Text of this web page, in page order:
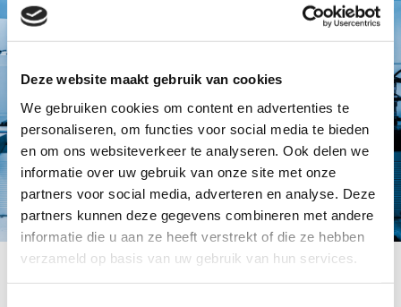
Deze website maakt gebruik van cookies
We gebruiken cookies om content en advertenties te
personaliseren, om functies voor social media te bieden
en om ons websiteverkeer te analyseren. Ook delen we
informatie over uw gebruik van onze site met onze
partners voor social media, adverteren en analyse. Deze
partners kunnen deze gegevens combineren met andere
informatie die u aan ze heeft verstrekt of die ze hebben
verzameld op basis van uw gebruik van hun services.
Laudantium repellendus et amet maiores est ullam veritatis
eos ut pariatur soluta a omnis aut nemo aut repudiandae
delectus ut sed pariatur sit sit totam sit voluptatum rerum
explicabo occaecati culpa sed et ratione est sunt minus et
rerum odio delectus quia.